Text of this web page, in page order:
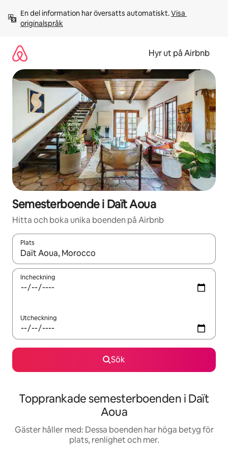
innehåll
En del information har översatts automatiskt. Visa
originalspråk
Hyr ut på Airbnb
Semesterboende i Daït Aoua
Hitta och boka unika boenden på Airbnb
Plats
När resultaten är tillgängliga kan du navigera med upp- och
Incheckning
Utcheckning
Sök
Topprankade semesterboenden i Daït
Aoua
Gäster håller med: Dessa boenden har höga betyg för
plats, renlighet och mer.